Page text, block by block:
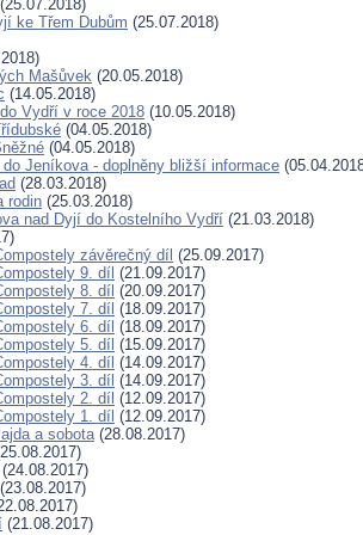
(25.07.2018)
ke Třem Dubům (25.07.2018)
Mašůvek (20.05.2018)
(14.05.2018)
Vydří v roce 2018 (10.05.2018)
(04.05.2018)
(04.05.2018)
Jeníkova - doplněny bližší informace
(28.03.2018)
rodin (25.03.2018)
nad Dyjí do Kostelního Vydří (21.03.2018)
závěrečný díl (25.09.2017)
9. díl (21.09.2017)
8. díl (20.09.2017)
7. díl (18.09.2017)
6. díl (18.09.2017)
5. díl (15.09.2017)
4. díl (14.09.2017)
3. díl (14.09.2017)
2. díl (12.09.2017)
1. díl (12.09.2017)
a sobota(28.08.2017)
(24.08.2017)
(21.08.2017)